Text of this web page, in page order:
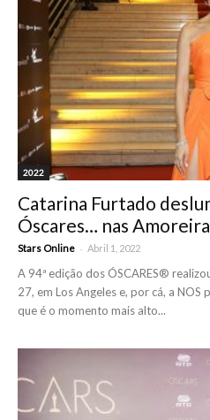
2022
Catarina Furtado
Óscares… nas
Stars Online - Abril 1, 2022
A 94ª edição dos ÓSCARES®
27, em Los Angeles e, por cá, a
que é o momento mais alto...